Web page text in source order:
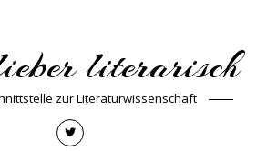
literarisch
zur Literaturwissenschaft